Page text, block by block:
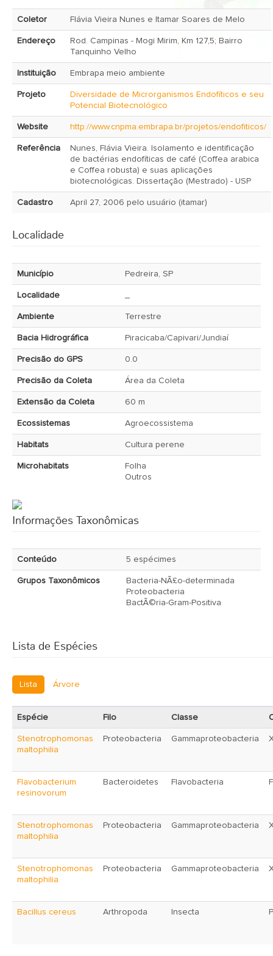
Coletor Flávia Vieira Nunes e Itamar Soares de Melo
Endereço
Rod. Campinas - Mogi Mirim, Km 127,5; Bairro
Tanquinho Velho
Instituição Embrapa meio ambiente
Projeto
Diversidade de Microrganismos Endofíticos e seu
Potencial Biotecnológico
Website http://www.cnpma.embrapa.br/projetos/endofiticos/
Referência
Nunes, Flávia Vieira. Isolamento e identificação
de bactérias endofíticas de café (Coffea arabica
e Coffea robusta) e suas aplicações
biotecnológicas. Dissertação (Mestrado) - USP
Cadastro April 27, 2006 pelo usuário (itamar)
Localidade
Município Pedreira, SP
Localidade
Ambiente Terrestre
Bacia Hidrográfica Piracicaba/Capivari/Jundiaí
Precisão do GPS 0.0
Precisão da Coleta Área da Coleta
Extensão da Coleta 60 m
Ecossistemas Agroecossistema
Habitats Cultura perene
Microhabitats
Folha
Outros
Informações Taxonômicas
Conteúdo 5 espécimes
Grupos Taxonômicos
Bacteria-NÃ£o-determinada
Proteobacteria
BactÃ©ria-Gram-Positiva
Lista de Espécies
Lista Árvore
Espécie Filo Classe
Stenotrophomonas
maltophilia
Proteobacteria Gammaproteobacteria
Flavobacterium
resinovorum
Bacteroidetes Flavobacteria
Stenotrophomonas
maltophilia
Proteobacteria Gammaproteobacteria
Stenotrophomonas
maltophilia
Proteobacteria Gammaproteobacteria
Bacillus cereus Arthropoda Insecta